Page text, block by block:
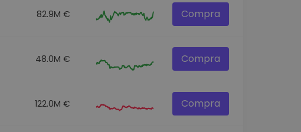
82.9M € Compra
48.0M € Compra
122.0M € Compra